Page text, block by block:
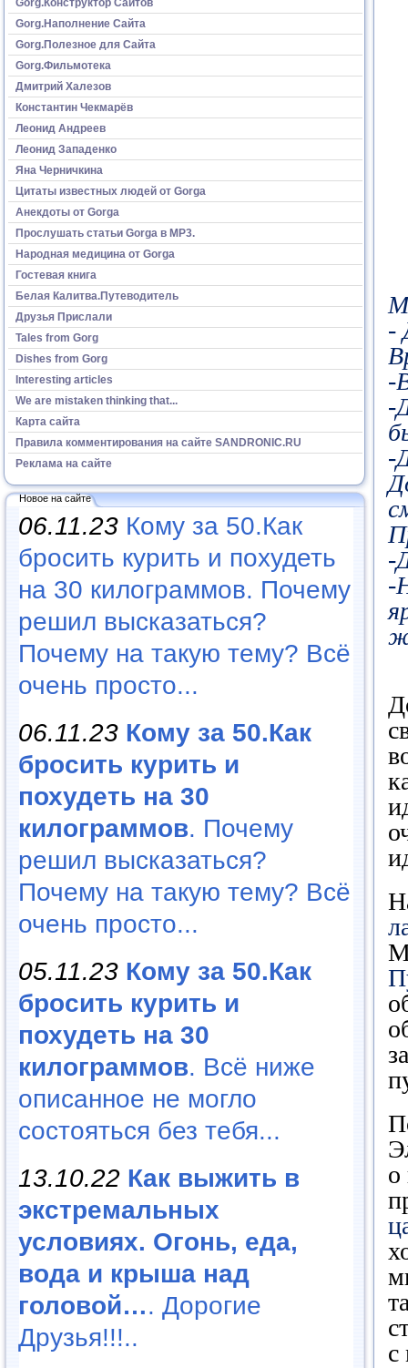
Gorg.Наполнение Сайта
Gorg.Полезное для Сайта
Gorg.Фильмотека
Дмитрий Халезов
Константин Чекмарёв
Леонид Андреев
Леонид Западенко
Яна Черничкина
Цитаты известных людей от Gorga
Анекдоты от Gorga
Прослушать статьи Gorga в МР3.
Народная медицина от Gorga
Гостевая книга
Белая Калитва.Путеводитель
Друзья Прислали
Tales from Gorg
Dishes from Gorg
Interesting articles
We are mistaken thinking that...
Карта сайта
Правила комментирования на сайте SANDRONIC.RU
Реклама на сайте
Новое на сайте
06.11.23 Кому за 50.Как
бросить курить и похудеть
на 30 килограммов. Почему
решил высказаться?
Почему на такую тему? Всё
очень просто...
06.11.23 Кому за 50.Как
бросить курить и
похудеть на 30
килограммов. Почему
решил высказаться?
Почему на такую тему? Всё
очень просто...
05.11.23 Кому за 50.Как
бросить курить и
похудеть на 30
килограммов. Всё ниже
описанное не могло
состояться без тебя...
13.10.22 Как выжить в
экстремальных
условиях. Огонь, еда,
вода и крыша над
головой…. Дорогие
Друзья!!!..
-
-
-
-
-
-
о
с